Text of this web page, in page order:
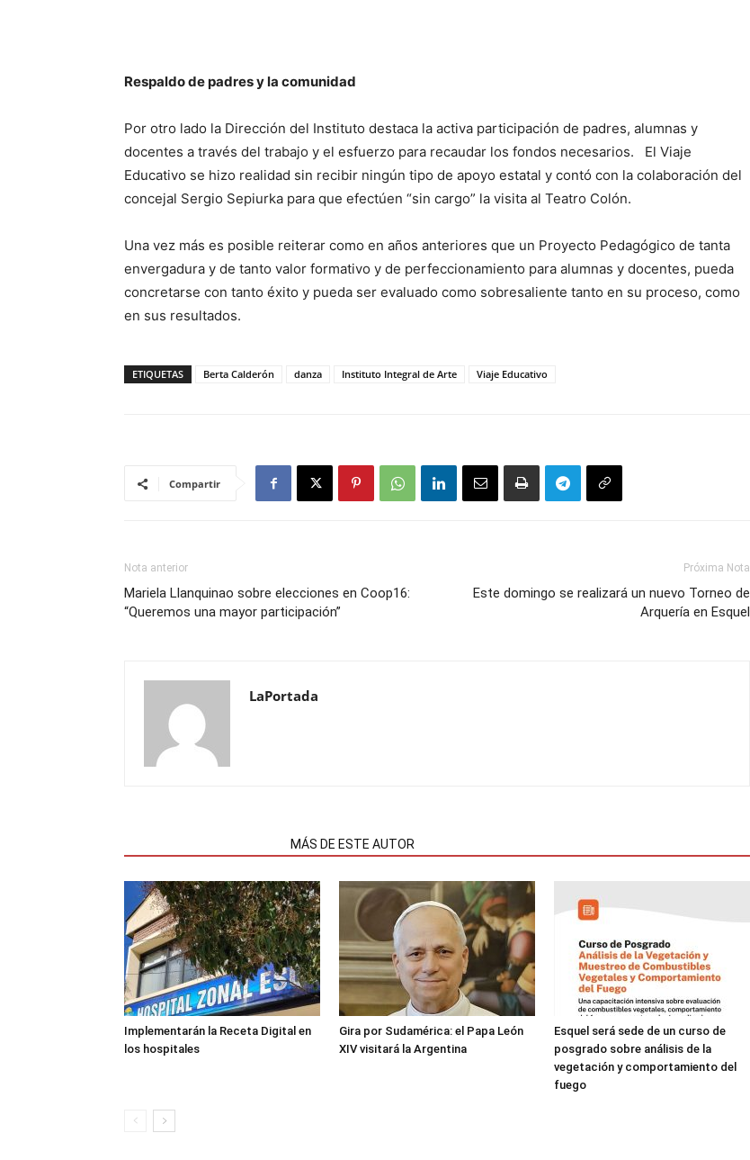
Respaldo de padres y la comunidad
Por otro lado la Dirección del Instituto destaca la activa participación de padres, alumnas y
docentes a través del trabajo y el esfuerzo para recaudar los fondos necesarios. El Viaje
Educativo se hizo realidad sin recibir ningún tipo de apoyo estatal y contó con la colaboración del
concejal Sergio Sepiurka para que efectúen “sin cargo” la visita al Teatro Colón.
Una vez más es posible reiterar como en años anteriores que un Proyecto Pedagógico de tanta
envergadura y de tanto valor formativo y de perfeccionamiento para alumnas y docentes, pueda
concretarse con tanto éxito y pueda ser evaluado como sobresaliente tanto en su proceso, como
en sus resultados.
ETIQUETAS Berta Calderón danza Instituto Integral de Arte Viaje Educativo
Compartir
Nota anterior
Mariela Llanquinao sobre elecciones en Coop16:
“Queremos una mayor participación”
Próxima Nota
Este domingo se realizará un nuevo Torneo de
Arquería en Esquel
LaPortada
MÁS DE ESTE AUTOR
Implementarán la Receta Digital en
los hospitales
Gira por Sudamérica: el Papa León
XIV visitará la Argentina
Esquel será sede de un curso de
posgrado sobre análisis de la
vegetación y comportamiento del
fuego